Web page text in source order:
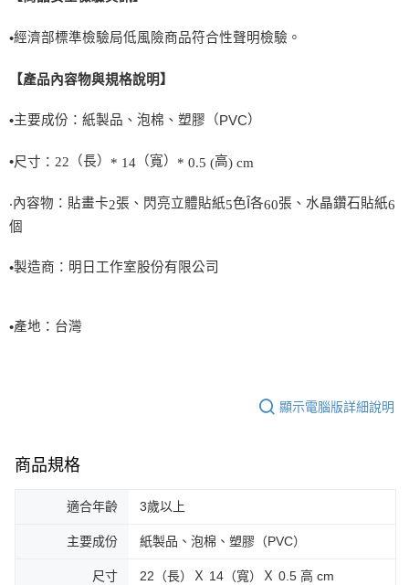
•經濟部標準檢驗局低風險商品符合性聲明檢驗。
【產品內容物與規格說明】
•主要成份：紙製品、泡棉、塑膠（ PVC）
•尺寸： 22 （長） * 14 （寬） * 0.5 (高) cm
‧內容物：貼畫卡2張、閃亮立體貼紙5色Î各60張、水晶鑽石貼紙6
個
•製造商：明日工作室股份有限公司
•產地：台灣
顯示電腦版詳細說明
商品規格
適合年齡 3歲以上
主要成份 紙製品、泡棉、塑膠（PVC）
尺寸 22（長）Ｘ 14（寬）Ｘ 0.5 高 cm